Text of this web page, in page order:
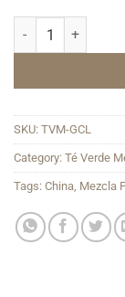
Green Carnival
SKU: TVM-GCL
Category: Té Verde
Tags: China, Mezcla